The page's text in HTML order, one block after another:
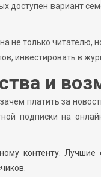
доступен вариант
не только читателю,
инвестировать в
и
платить за
подписки на
контенту.